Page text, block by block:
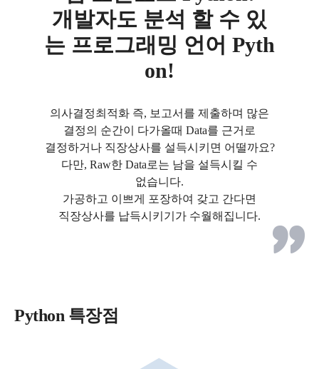
개발자도 분석 할 수 있
는 프로그래밍 언어 Pyth
on!
의사결정최적화 즉, 보고서를 제출하며 많은
결정의 순간이 다가올때 Data를 근거로
결정하거나 직장상사를 설득시키면 어떨까요?
다만, Raw한 Data로는 남을 설득시킬 수
없습니다.
가공하고 이쁘게 포장하여 갖고 간다면
직장상사를 납득시키기가 수월해집니다.
Python 특장점